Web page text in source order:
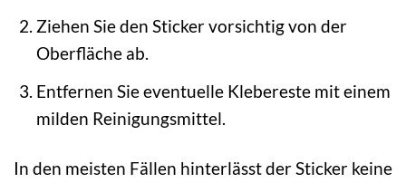
Ziehen Sie den Sticker vorsichtig von der
Oberfläche ab.
Entfernen Sie eventuelle Klebereste mit einem
milden Reinigungsmittel.
In den meisten Fällen hinterlässt der Sticker keine